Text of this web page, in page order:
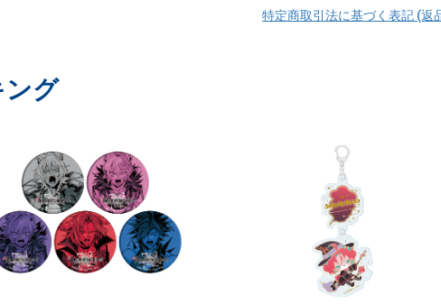
特定商取引法に基づく表記 (返
ング